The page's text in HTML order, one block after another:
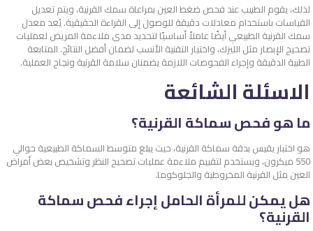
لذلك، يقوم الطبيب عند فحص ضغط العين بمراعاة سمك القرنية، ويتم تعديل
القياسات باستخدام معادلات دقيقة للوصول إلى القراءة الحقيقية. يُعد معدل
سمك القرنية الطبيعي أيضًا عاملاً أساسيًا لتحديد مدى ملاءمة المريض لعمليات
تصحيح الإبصار مثل الليزك، واختيار التقنية الأنسب لضمان أفضل النتائج. المتابعة
الطبية الدقيقة وإجراء الفحوصات اللازمة يضمنان سلامة القرنية ونجاح العملية.
الاسئلة الشائعة
ما هو فحص سماكة القرنية؟
هو اختبار يقيس بدقة سماكة القرنية، حيث يبلغ متوسط السماكة الطبيعية حوالي
550 ميكرون، ويستخدم لتقييم ملاءمة عمليات تصحيح النظر وتشخيص بعض أمراض
العين مثل القرنية المخروطية والجلوكوما.
هل يمكن للمرأة الحامل إجراء فحص سماكة
القرنية؟